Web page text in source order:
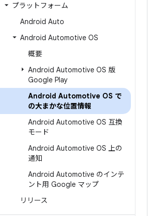
プラットフォーム
Android Auto
Android Automotive OS
概要
Android Automotive OS 版
Google Play
Android Automotive OS で
の大まかな位置情報
Android Automotive OS 互換
モード
Android Automotive OS 上の
通知
Android Automotive のインテ
ント用 Google マップ
リリース